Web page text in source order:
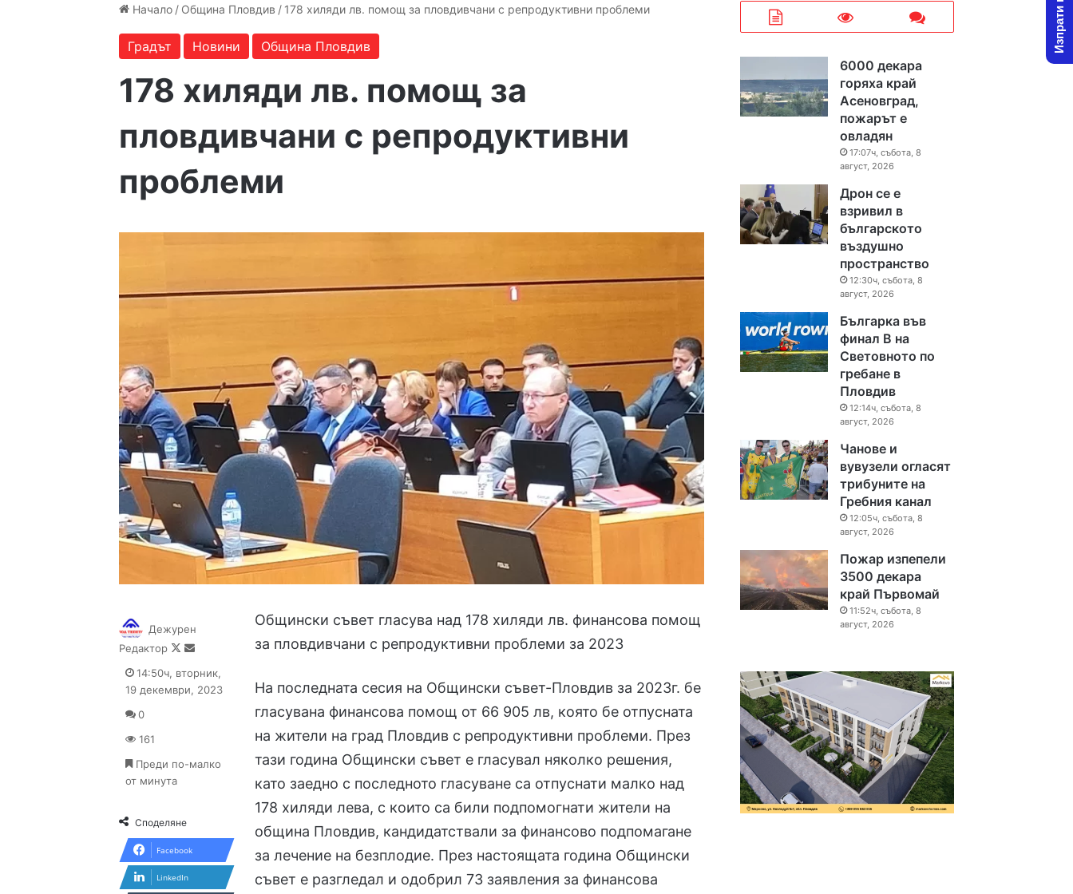
Начало / Община Пловдив / 178 хиляди лв. помощ за пловдивчани с репродуктивни проблеми
Градът Новини Община Пловдив
178 хиляди лв. помощ за
пловдивчани с репродуктивни
проблеми
Общински съвет гласува над 178 хиляди лв. финансова помощ
за пловдивчани с репродуктивни проблеми за 2023
На последната сесия на Общински съвет-Пловдив за 2023г. бе
гласувана финансова помощ от 66 905 лв, която бе отпусната
на жители на град Пловдив с репродуктивни проблеми. През
тази година Общински съвет е гласувал няколко решения,
като заедно с последното гласуване са отпуснати малко над
178 хиляди лева, с които са били подпомогнати жители на
община Пловдив, кандидатствали за финансово подпомагане
за лечение на безплодие. През настоящата година Общински
съвет е разгледал и одобрил 73 заявления за финансова
Дежурен
Редактор
Follow
X
Send
email
14:50ч, вторник,
19 декември, 2023
0
161
Преди по-малко
от минута
Споделяне
Facebook
LinkedIn
6000 декара
горяха край
Асеновград,
пожарът е
овладян
17:07ч, събота, 8
август, 2026
Дрон се е
взривил в
българското
въздушно
пространство
12:30ч, събота, 8
август, 2026
Българка във
финал B на
Световното по
гребане в
Пловдив
12:14ч, събота, 8
август, 2026
Чанове и
вувузели огласят
трибуните на
Гребния канал
12:05ч, събота, 8
август, 2026
Пожар изпепели
3500 декара
край Първомай
11:52ч, събота, 8
август, 2026